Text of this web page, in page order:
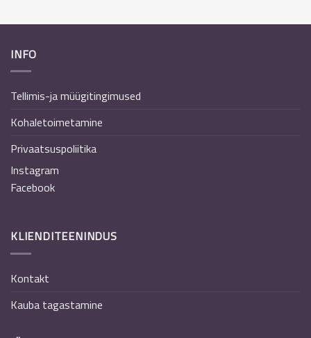
INFO
Tellimis-ja müügitingimused
Kohaletoimetamine
Privaatsuspoliitika
Instagram
Facebook
KLIENDITEENINDUS
Kontakt
Kauba tagastamine